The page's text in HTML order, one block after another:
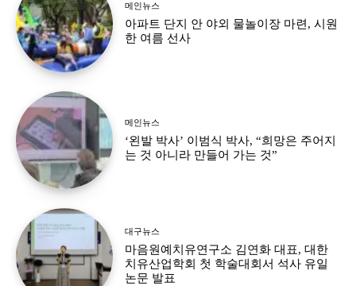
메인뉴스
아파트 단지 안 야외 물놀이장 마련, 시원
한 여름 선사
메인뉴스
‘왼발 박사’ 이범식 박사, “희망은 주어지
는 것 아니라 만들어 가는 것”
대구뉴스
마음원예치유연구소 김연화 대표, 대한
치유산업학회 첫 학술대회서 석사 유일
논문 발표